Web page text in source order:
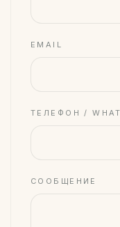
EMAIL
ТЕЛЕФОН /
СООБЩЕНИЕ